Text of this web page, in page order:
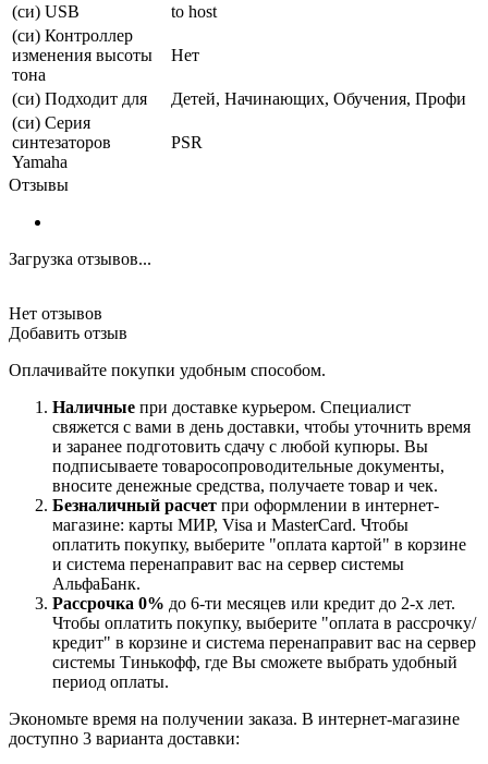
(си) USB
to host
(си) Контроллер
изменения высоты
тона
Нет
(си) Подходит для
Детей, Начинающих, Обучения, Профи
(си) Серия
синтезаторов
Yamaha
PSR
Отзывы
Загрузка отзывов...
Нет отзывов
Добавить отзыв
Оплачивайте покупки удобным способом.
Наличные при доставке курьером. Специалист
свяжется с вами в день доставки, чтобы уточнить время
и заранее подготовить сдачу с любой купюры. Вы
подписываете товаросопроводительные документы,
вносите денежные средства, получаете товар и чек.
Безналичный расчет при оформлении в интернет-
магазине: карты МИР, Visa и MasterCard. Чтобы
оплатить покупку, выберите "оплата картой" в корзине
и система перенаправит вас на сервер системы
АльфаБанк.
Рассрочка 0% до 6-ти месяцев или кредит до 2-х лет.
Чтобы оплатить покупку, выберите "оплата в рассрочку/
кредит" в корзине и система перенаправит вас на сервер
системы Тинькофф, где Вы сможете выбрать удобный
период оплаты.
Экономьте время на получении заказа. В интернет-магазине
доступно 3 варианта доставки: